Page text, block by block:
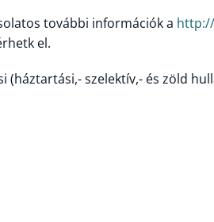
további információk a
el.
(háztartási,- szelektív,- és zöld